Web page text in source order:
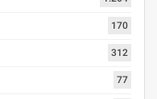
170
312
77